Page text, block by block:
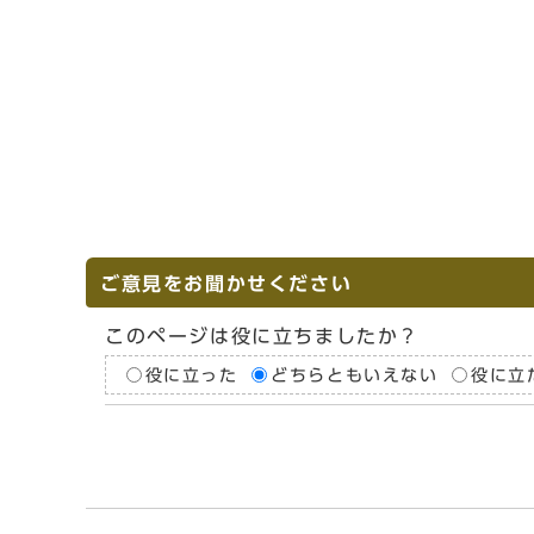
ご意見をお聞かせください
このページは役に立ちましたか？
役に立った どちらともいえない 役に立